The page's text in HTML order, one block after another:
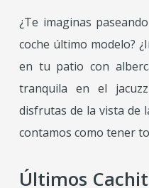
¿Te imaginas
coche último modelo?
en tu patio con
tranquila en el
disfrutas de la vista de
contamos como tener
Últimos